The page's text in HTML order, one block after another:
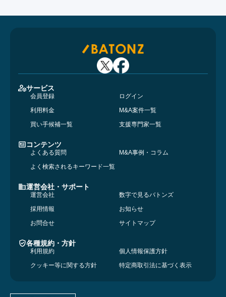
サービス
会員登録
ログイン
利用料金
M&A案件一覧
買い手候補一覧
支援専門家一覧
コンテンツ
よくある質問
M&A事例・コラム
よく検索されるキーワード一覧
運営会社・サポート
運営会社
数字で見るバトンズ
採用情報
お知らせ
お問合せ
サイトマップ
各種規約・方針
利用規約
個人情報保護方針
クッキー等に関する方針
特定商取引法に基づく表示